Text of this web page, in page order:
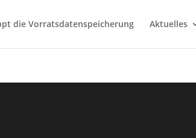
die Vorratsdatenspeicherung Aktuelles